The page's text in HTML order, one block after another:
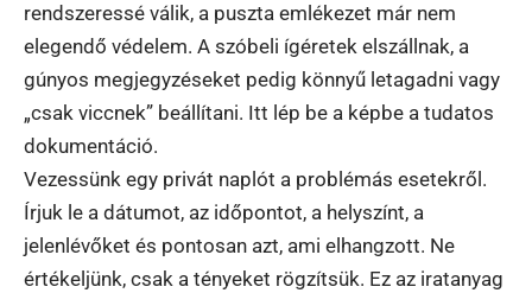
rendszeressé válik, a puszta emlékezet már nem
elegendő védelem. A szóbeli ígéretek elszállnak, a
gúnyos megjegyzéseket pedig könnyű letagadni vagy
„csak viccnek” beállítani. Itt lép be a képbe a tudatos
dokumentáció.
Vezessünk egy privát naplót a problémás esetekről.
Írjuk le a dátumot, az időpontot, a helyszínt, a
jelenlévőket és pontosan azt, ami elhangzott. Ne
értékeljünk, csak a tényeket rögzítsük. Ez az iratanyag